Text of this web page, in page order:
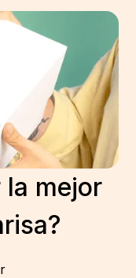
la mejor